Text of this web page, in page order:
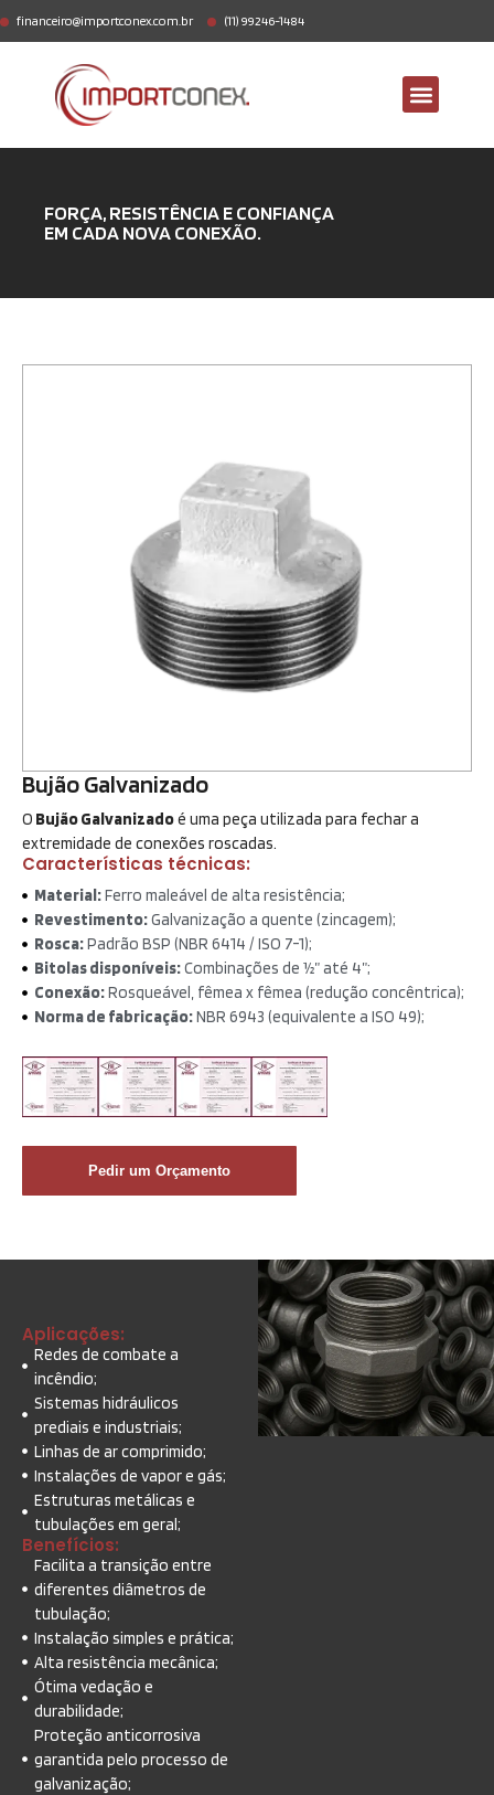
financeiro@importconex.com.br (11) 99246-1484
FORÇA, RESISTÊNCIA E CONFIANÇA
EM CADA NOVA CONEXÃO.
Bujão Galvanizado
O Bujão Galvanizadoé uma peça utilizada para fechar a
extremidade de conexões roscadas.
Características técnicas:
Material:Ferro maleável de alta resistência;
Revestimento:Galvanização a quente (zincagem);
Rosca:Padrão BSP (NBR 6414 / ISO 7-1);
Bitolas disponíveis:Combinações de ½” até 4”;
Conexão:Rosqueável, fêmea x fêmea (redução concêntrica);
Norma de fabricação:NBR 6943 (equivalente a ISO 49);
Pedir um Orçamento
Aplicações:
Redes de combate a
incêndio;
Sistemas hidráulicos
prediais e industriais;
Linhas de ar comprimido;
Instalações de vapor e gás;
Estruturas metálicas e
tubulações em geral;
Benefícios:
Facilita a transição entre
diferentes diâmetros de
tubulação;
Instalação simples e prática;
Alta resistência mecânica;
Ótima vedação e
durabilidade;
Proteção anticorrosiva
garantida pelo processo de
galvanização;